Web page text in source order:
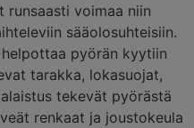
voimaa niin
sääolosuhteisiin.
pyörän kyytiin
tarakka, lokasuojat,
tekevät pyörästä
renkaat ja joustokeula